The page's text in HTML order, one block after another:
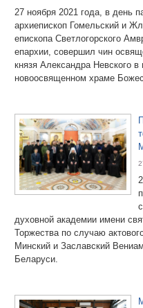
27 ноября 2021 года, в день
архиепископ Гомельский и
епископа Светлогорского
епархии, совершил чин
князя Александра Невского
новоосвященном храме
духовной академии имени
Торжества по случаю
Минский и Заславский
Беларуси.